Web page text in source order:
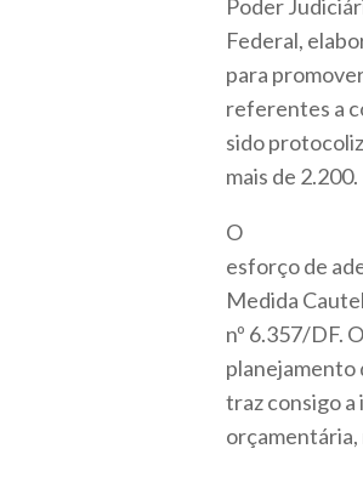
Poder
Federal,
para
referentes a
sido
mais de 2.200.
O
esforço de
Medida
nº 6.357/DF.
planejamento
traz consigo a
orçamentária,